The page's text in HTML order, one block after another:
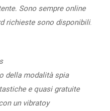
Sono sempre online
richieste sono disponibili.
della modalità spia
e quasi gratuite
un vibratoy